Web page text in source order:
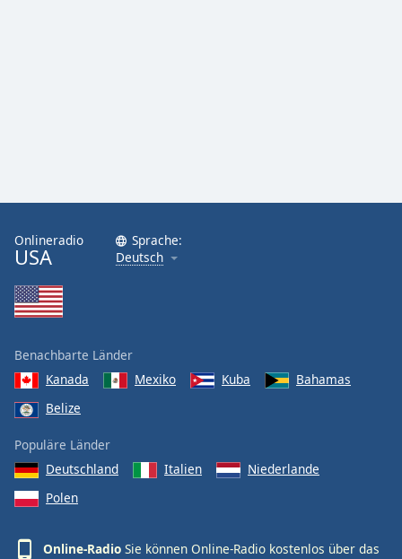
Onlineradio
USA
Sprache:
Deutsch
Benachbarte Länder
Kanada
Mexiko Kuba
Bahamas
Belize
Populäre Länder
Deutschland
Italien
Niederlande
Polen
Online-Radio Sie können Online-Radio kostenlos über das